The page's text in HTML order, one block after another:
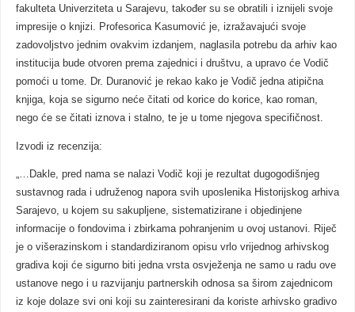
fakulteta Univerziteta u Sarajevu, također su se obratili i iznijeli svoje
impresije o knjizi. Profesorica Kasumović je, izražavajući svoje
zadovoljstvo jednim ovakvim izdanjem, naglasila potrebu da arhiv kao
institucija bude otvoren prema zajednici i društvu, a upravo će Vodič
pomoći u tome. Dr. Duranović je rekao kako je Vodič jedna atipična
knjiga, koja se sigurno neće čitati od korice do korice, kao roman,
nego će se čitati iznova i stalno, te je u tome njegova specifičnost.
Izvodi iz recenzija:
„…Dakle, pred nama se nalazi Vodič koji je rezultat dugogodišnjeg
sustavnog rada i udruženog napora svih uposlenika Historijskog arhiva
Sarajevo, u kojem su sakupljene, sistematizirane i objedinjene
informacije o fondovima i zbirkama pohranjenim u ovoj ustanovi. Riječ
je o višerazinskom i standardiziranom opisu vrlo vrijednog arhivskog
gradiva koji će sigurno biti jedna vrsta osvježenja ne samo u radu ove
ustanove nego i u razvijanju partnerskih odnosa sa širom zajednicom
iz koje dolaze svi oni koji su zainteresirani da koriste arhivsko gradivo